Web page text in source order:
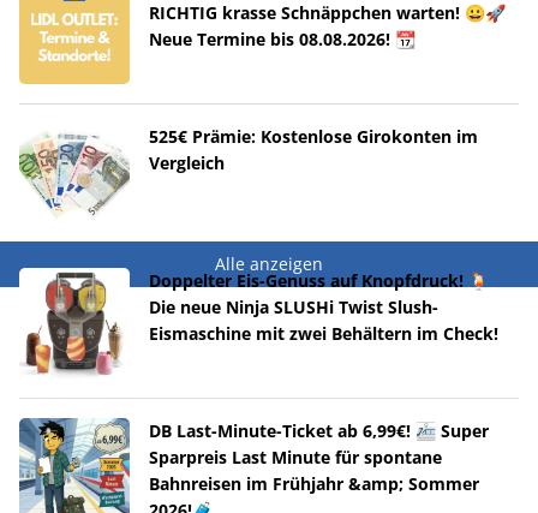
RICHTIG krasse Schnäppchen warten! 😀🚀
Neue Termine bis 08.08.2026! 📆
525€ Prämie: Kostenlose Girokonten im
Vergleich
Alle anzeigen
Doppelter Eis-Genuss auf Knopfdruck! 🍹
Die neue Ninja SLUSHi Twist Slush-
Eismaschine mit zwei Behältern im Check!
DB Last-Minute-Ticket ab 6,99€! 🚈 Super
Sparpreis Last Minute für spontane
Bahnreisen im Frühjahr &amp; Sommer